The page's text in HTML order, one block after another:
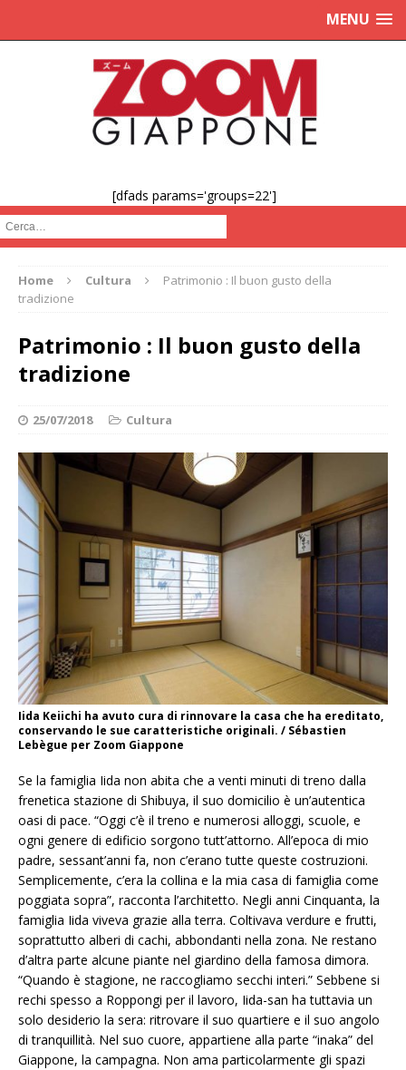
MENU
[dfads params='groups=22']
Cerca :
Home Cultura
Patrimonio : Il buon gusto della
tradizione
Patrimonio : Il buon gusto della
tradizione
25/07/2018 Cultura
Iida Keiichi ha avuto cura di rinnovare la casa che ha ereditato,
conservando le sue caratteristiche originali. / Sébastien
Lebègue per Zoom Giappone
Se la famiglia Iida non abita che a venti minuti di treno dalla
frenetica stazione di Shibuya, il suo domicilio è un’autentica
oasi di pace. “Oggi c’è il treno e numerosi alloggi, scuole, e
ogni genere di edificio sorgono tutt’attorno. All’epoca di mio
padre, sessant’anni fa, non c’erano tutte queste costruzioni.
Semplicemente, c’era la collina e la mia casa di famiglia come
poggiata sopra”, racconta l’architetto. Negli anni Cinquanta, la
famiglia Iida viveva grazie alla terra. Coltivava verdure e frutti,
soprattutto alberi di cachi, abbondanti nella zona. Ne restano
d’altra parte alcune piante nel giardino della famosa dimora.
“Quando è stagione, ne raccogliamo secchi interi.” Sebbene si
rechi spesso a Roppongi per il lavoro, Iida-san ha tuttavia un
solo desiderio la sera: ritrovare il suo quartiere e il suo angolo
di tranquillità. Nel suo cuore, appartiene alla parte “inaka” del
Giappone, la campagna. Non ama particolarmente gli spazi